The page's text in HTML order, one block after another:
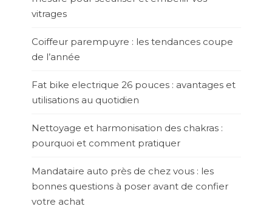
vitrages
Coiffeur parempuyre : les tendances coupe
de l’année
Fat bike electrique 26 pouces : avantages et
utilisations au quotidien
Nettoyage et harmonisation des chakras :
pourquoi et comment pratiquer
Mandataire auto près de chez vous : les
bonnes questions à poser avant de confier
votre achat